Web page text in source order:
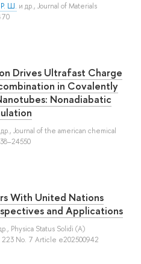
Р. Ш. и др., Journal of Materials
Drives Ultrafast Charge
in Covalently
Nonadiabatic
, Journal of the american chemical
With United Nations
and Applications
, Physica Status Solidi (A)
223 No. 7 Article e202500942